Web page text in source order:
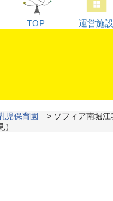
TOP 運営施設
児保育園 > ソフィア南堀江